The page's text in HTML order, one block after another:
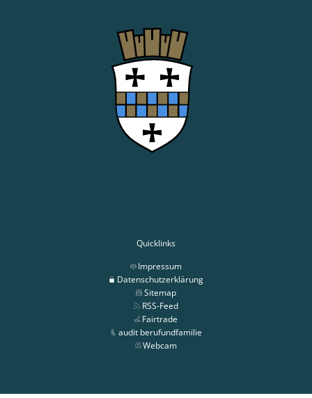
Quicklinks
Impressum
Datenschutzerklärung
Sitemap
RSS-Feed
Fairtrade
audit berufundfamilie
Webcam